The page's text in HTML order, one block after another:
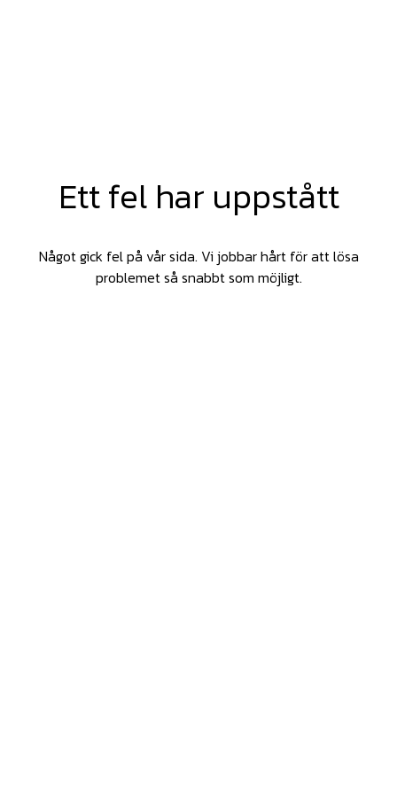
Ett fel har uppstått
Något gick fel på vår sida. Vi jobbar hårt för att lösa
problemet så snabbt som möjligt.